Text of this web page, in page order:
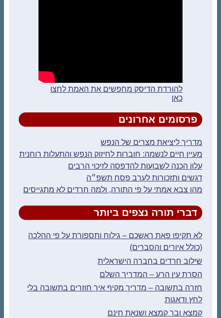
להורדת הדיסק מחפשים את האמת לחצו
כאן
פרסומים אחרונים
מדריך ליציאת מצרים של הנפש
מעיין חיים לנשמה: חוברות לחיזוק הנפש והתעלות רוחנית
עלון הכנה לשבועות להדפסה לזיכוי הרבים
דגשים ותזכורות לערב פסח תשפ״ה
מהו צבא אמתי על פי התורה, ולמה חרדים לא מתגייסים
דברי תורה נצפים ביותר
לא תקיפו פאת ראשכם – גילוח ותספורת על פי ההלכה
(כולל איורים והסברים)
שילוב חרדים בחברה הישראלית
הסרת עין הרע – המדריך השלם
חזרה בתשובה – מדריך מקיף איך חוזרים בתשובה בלי
לחץ ודאגות
קמצא ובר קמצא ושנאת חינם